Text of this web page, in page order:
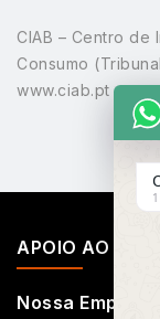
CIAB – Centro de
Consumo
www.ciab.pt
APOIO AO
Nossa Empresa